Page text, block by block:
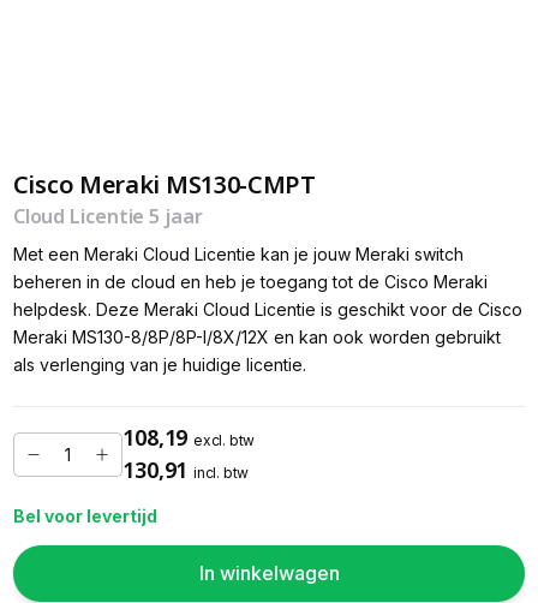
Cisco Meraki MS130-CMPT
Cloud Licentie 5 jaar
Met een Meraki Cloud Licentie kan je jouw Meraki switch
beheren in de cloud en heb je toegang tot de Cisco Meraki
helpdesk. Deze Meraki Cloud Licentie is geschikt voor de Cisco
Meraki MS130-8/8P/8P-I/8X/12X en kan ook worden gebruikt
als verlenging van je huidige licentie.
108,19 excl. btw
130,91 incl. btw
Bel voor levertijd
In winkelwagen